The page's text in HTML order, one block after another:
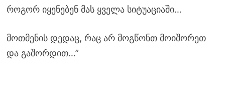
როგორ იყენებენ მას ყველა სიტუაციაში…
მოთმენის დედაც, რაც არ მოგწონთ მოიშორეთ
და გაშორდით…”